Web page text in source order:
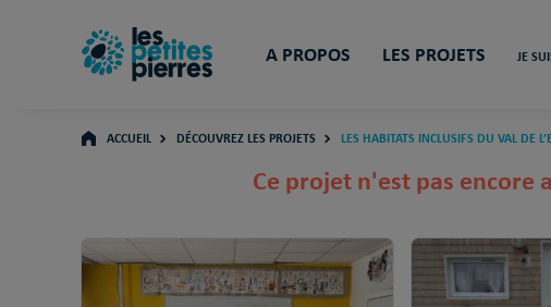
A PROPOS LES PROJETS JE
ACCUEIL DÉCOUVREZ LES PROJETS LES HABITATS INCLUSIFS DU VAL DE
Ce projet n'est pas encore